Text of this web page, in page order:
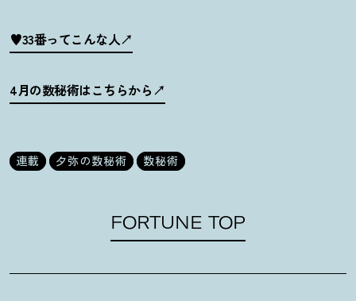
♥33番ってこんな人
4月の数秘術はこちらから
連載 夕弥の数秘術 数秘術
FORTUNE TOP